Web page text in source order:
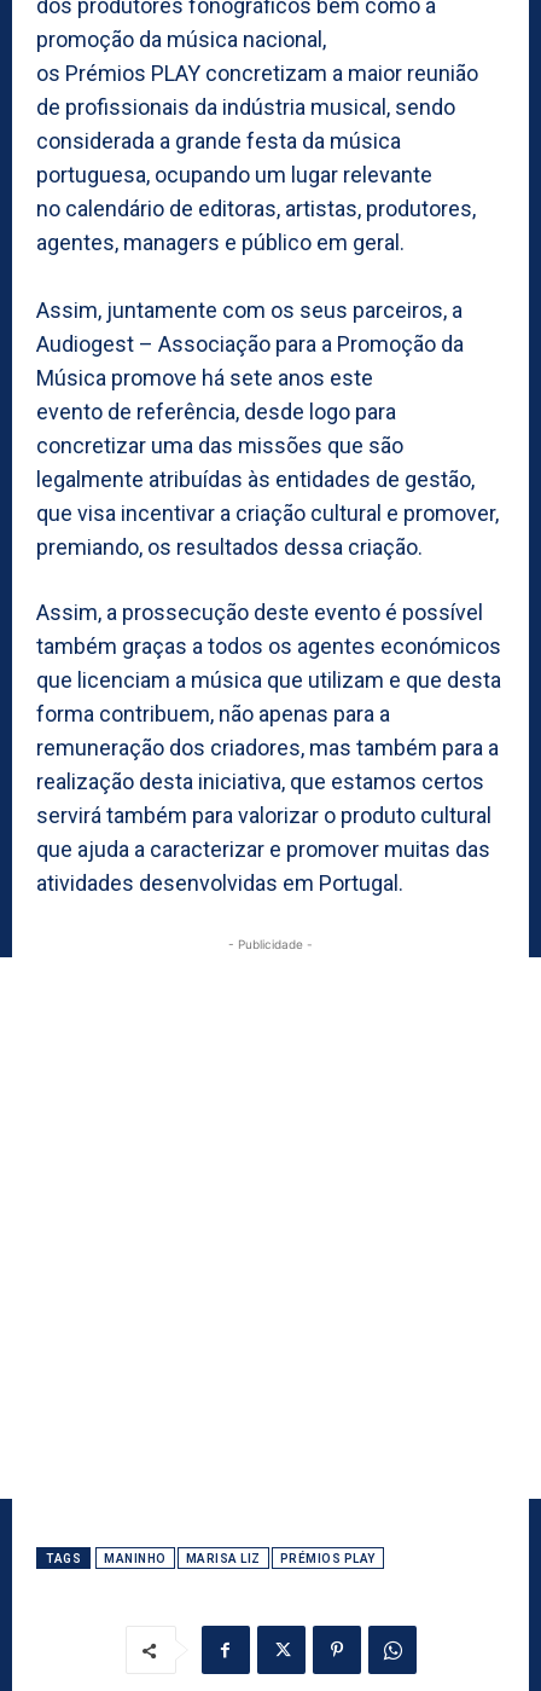
dos produtores fonográficos bem como à
promoção da música nacional,
os Prémios PLAY concretizam a maior reunião
de profissionais da indústria musical, sendo
considerada a grande festa da música
portuguesa, ocupando um lugar relevante
no calendário de editoras, artistas, produtores,
agentes, managers e público em geral.
Assim, juntamente com os seus parceiros, a
Audiogest – Associação para a Promoção da
Música promove há sete anos este
evento de referência, desde logo para
concretizar uma das missões que são
legalmente atribuídas às entidades de gestão,
que visa incentivar a criação cultural e promover,
premiando, os resultados dessa criação.
Assim, a prossecução deste evento é possível
também graças a todos os agentes económicos
que licenciam a música que utilizam e que desta
forma contribuem, não apenas para a
remuneração dos criadores, mas também para a
realização desta iniciativa, que estamos certos
servirá também para valorizar o produto cultural
que ajuda a caracterizar e promover muitas das
atividades desenvolvidas em Portugal.
- Publicidade -
TAGS MANINHO MARISA LIZ PRÉMIOS PLAY